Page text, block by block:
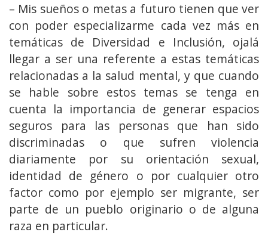
– Mis sueños o metas a futuro tienen que ver
con poder especializarme cada vez más en
temáticas de Diversidad e Inclusión, ojalá
llegar a ser una referente a estas temáticas
relacionadas a la salud mental, y que cuando
se hable sobre estos temas se tenga en
cuenta la importancia de generar espacios
seguros para las personas que han sido
discriminadas o que sufren violencia
diariamente por su orientación sexual,
identidad de género o por cualquier otro
factor como por ejemplo ser migrante, ser
parte de un pueblo originario o de alguna
raza en particular.